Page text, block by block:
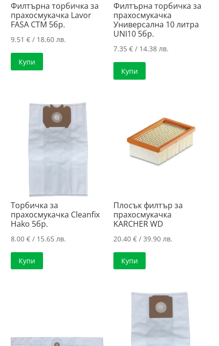
Филтърна торбичка за
прахосмукачка Lavor
FASA CTM 5бр.
9.51€ / 18.60 лв.
Купи
Филтърна торбичка за
прахосмукачка
Универсална 10 литра
UNI10 5бр.
7.35€ / 14.38 лв.
Купи
Торбичка за
прахосмукачка Cleanfix
Hako 5бр.
8.00€ / 15.65 лв.
Купи
Плосък филтър за
прахосмукачка
KARCHER WD
20.40€ / 39.90 лв.
Купи